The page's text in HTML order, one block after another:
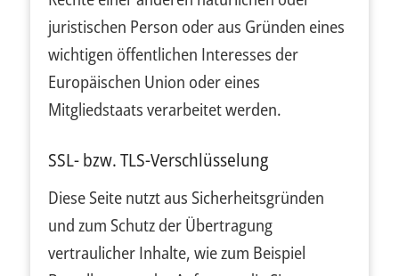
juristischen Person oder aus Gründen eines
wichtigen öffentlichen Interesses der
Europäischen Union oder eines
Mitgliedstaats verarbeitet werden.
SSL- bzw. TLS-Verschlüsselung
Diese Seite nutzt aus Sicherheitsgründen
und zum Schutz der Übertragung
vertraulicher Inhalte, wie zum Beispiel